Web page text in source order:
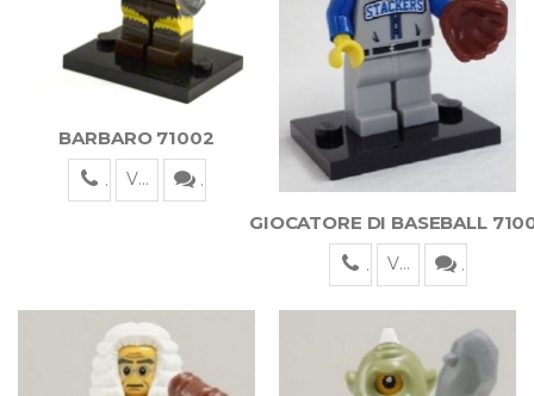
BARBARO 71002
Visualizza
GIOCATORE DI BASEBALL
Visualizza